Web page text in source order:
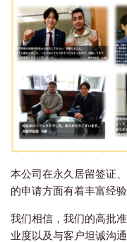
本公司在永久居留签证
的申请方面有着丰富经验
我们相信，我们的高批
业度以及与客户坦诚沟通